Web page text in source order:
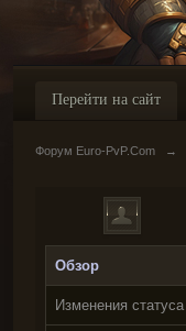
Перейти на сайт
Форум Euro-PvP.Com →
Обзор
Изменения статуса